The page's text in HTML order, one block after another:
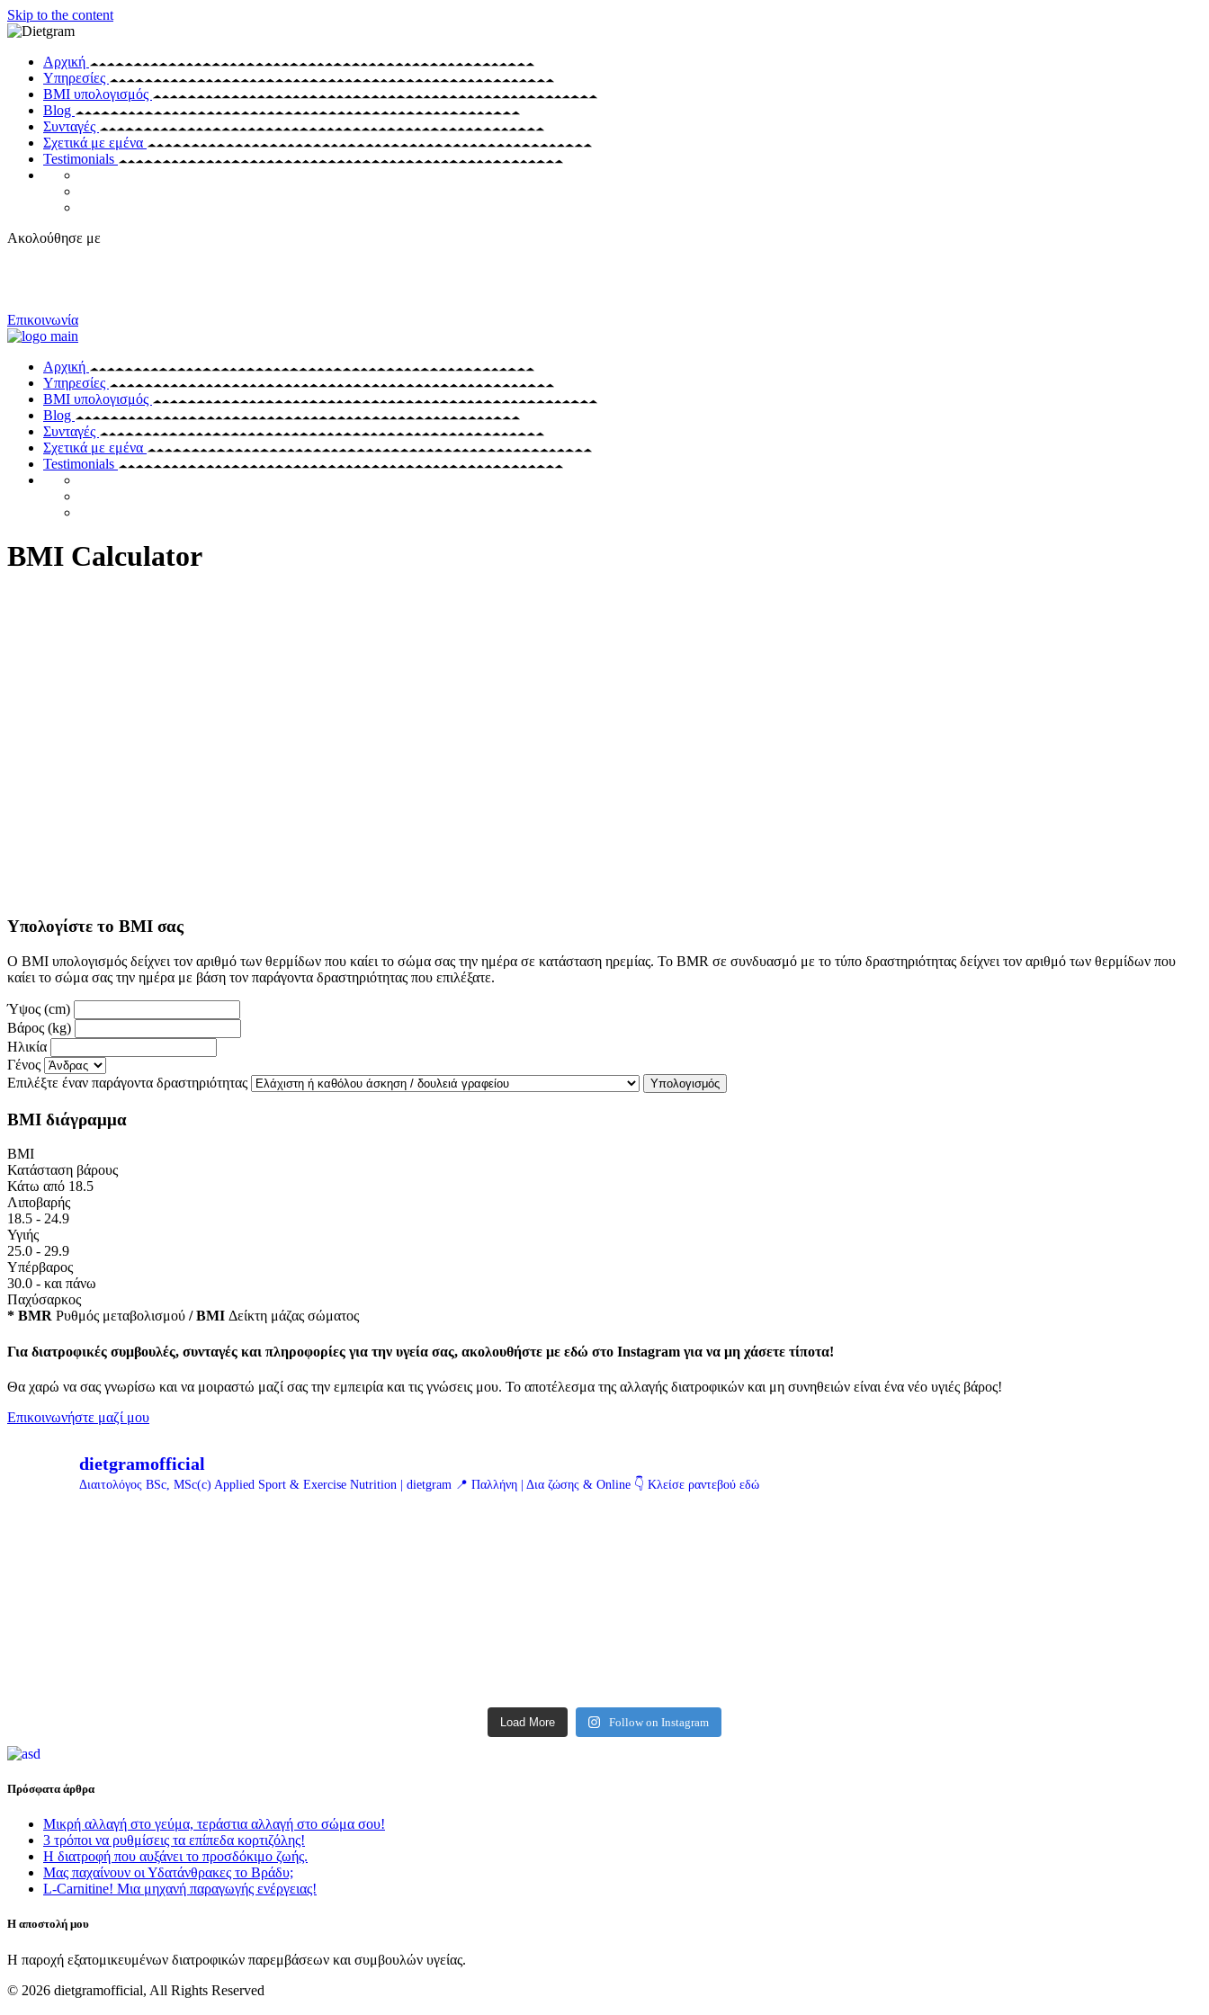
Skip to the content
Αρχική
Υπηρεσίες
BMI υπολογισμός
Blog
Συνταγές
Σχετικά με εμένα
Testimonials
Ακολούθησε με
Επικοινωνία
Αρχική
Υπηρεσίες
BMI υπολογισμός
Blog
Συνταγές
Σχετικά με εμένα
Testimonials
BMI Calculator
Υπολογίστε το BMI σας
Ο BMI υπολογισμός δείχνει τον αριθμό των θερμίδων που καίει το σώμα σας την ημέρα σε κατάσταση ηρεμίας. Το BMR σε συνδυασμό με το τύπο δραστηριότητας δείχνει τον αριθμό των θερμίδων που
καίει το σώμα σας την ημέρα με βάση τον παράγοντα δραστηριότητας που επιλέξατε.
Ύψος (cm)
Βάρος (kg)
Ηλικία
Γένος
Επιλέξτε έναν παράγοντα δραστηριότητας
Υπολογισμός
BMI διάγραμμα
BMI
Κατάσταση βάρους
Κάτω από 18.5
Λιποβαρής
18.5 - 24.9
Υγιής
25.0 - 29.9
Υπέρβαρος
30.0 - και πάνω
Παχύσαρκος
* BMR Ρυθμός μεταβολισμού / BMI Δείκτη μάζας σώματος
Για διατροφικές συμβουλές, συνταγές και πληροφορίες για την υγεία σας, ακολουθήστε με εδώ στο Instagram για να μη χάσετε τίποτα!
Θα χαρώ να σας γνωρίσω και να μοιραστώ μαζί σας την εμπειρία και τις γνώσεις μου. Το αποτέλεσμα της αλλαγής διατροφικών και μη συνηθειών είναι ένα νέο υγιές βάρος!
Επικοινωνήστε μαζί μου
dietgramofficial
Διαιτολόγος BSc, MSc(c) Applied Sport & Exercise Nutrition | dietgram 📍 Παλλήνη | Δια ζώσης & Online 👇 Κλείσε ραντεβού εδώ
Load More Follow on Instagram
Πρόσφατα άρθρα
Μικρή αλλαγή στο γεύμα, τεράστια αλλαγή στο σώμα σου!
3 τρόποι να ρυθμίσεις τα επίπεδα κορτιζόλης!
Η διατροφή που αυξάνει το προσδόκιμο ζωής.
Μας παχαίνουν οι Υδατάνθρακες το Βράδυ;
L-Carnitine! Μια μηχανή παραγωγής ενέργειας!
Η αποστολή μου
Η παροχή εξατομικευμένων διατροφικών παρεμβάσεων και συμβουλών υγείας.
© 2026 dietgramofficial, All Rights Reserved